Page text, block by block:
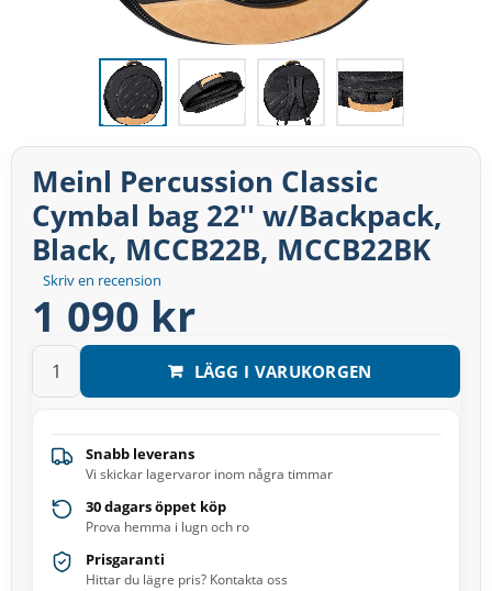
Skriv en recension
Meinl Percussion Classic
Cymbal bag 22'' w/Backpack,
Black, MCCB22B, MCCB22BK
1 090 kr
LÄGG I VARUKORGEN
Snabb leverans
Vi skickar lagervaror inom några timmar
30 dagars öppet köp
Prova hemma i lugn och ro
Prisgaranti
Hittar du lägre pris? Kontakta oss